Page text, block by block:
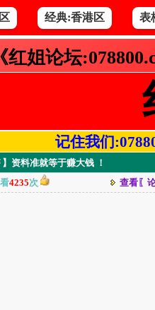
经典:香港区 表
《红姐论坛
记住我们
资料准就等于赚大钱 ！
4235次 查看〖